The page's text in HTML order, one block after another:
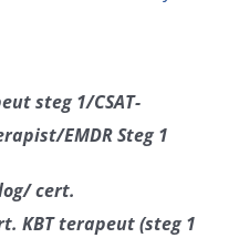
steg 1/CSAT-
EMDR Steg 1
cert.
KBT terapeut (steg 1